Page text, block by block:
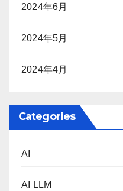
2024年6月
2024年5月
2024年4月
Categories
AI
AI LLM